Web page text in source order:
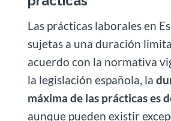
Las prácticas laborales en
sujetas a una duración
acuerdo con la normativa
la legislación española, la
máxima de las prácticas es
aunque pueden existir